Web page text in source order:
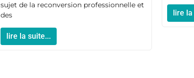
sujet de la reconversion professionnelle et
des
lire la suite...
lire